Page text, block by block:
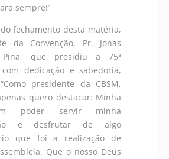
sempre!”
fechamento desta matéria,
da Convenção, Pr. Jonas
que presidiu a 75ª
com dedicação e sabedoria,
presidente da CBSM,
quero destacar: Minha
poder servir minha
e desfrutar de algo
que foi a realização de
Que o nosso Deus